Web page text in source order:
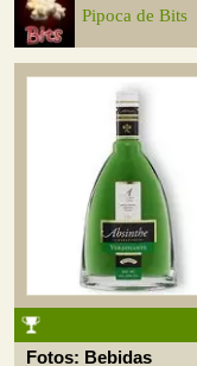
Pipoca de Bits
Fotos: Bebidas